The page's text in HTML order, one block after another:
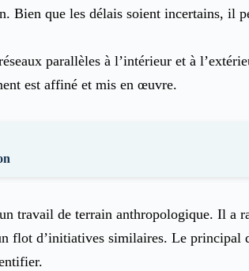
que les délais soient incertains, il
parallèles à l’intérieur et à
est affiné et mis en œuvre.
travail de terrain anthropologique. Il a
flot d’initiatives similaires. Le